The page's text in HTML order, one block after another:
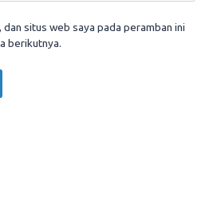
dan situs web saya pada peramban ini
berikutnya.